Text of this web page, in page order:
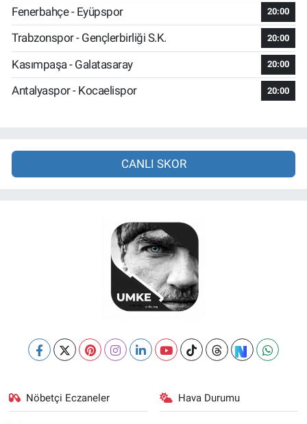
Fenerbahçe - Eyüpspor 20:00
Trabzonspor - Gençlerbirliği S.K. 20:00
Kasımpaşa - Galatasaray 20:00
Antalyaspor - Kocaelispor 20:00
CANLI SKOR
Nöbetçi Eczaneler Hava Durumu